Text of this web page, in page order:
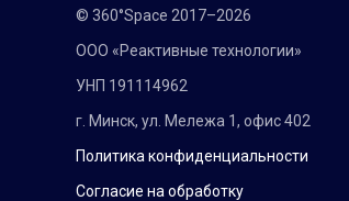
© 360°Space 2017–2026
ООО «Реактивные технологии»
УНП 191114962
г. Минск, ул. Мележа 1, офис 402
Политика конфиденциальности
Согласие на обработку